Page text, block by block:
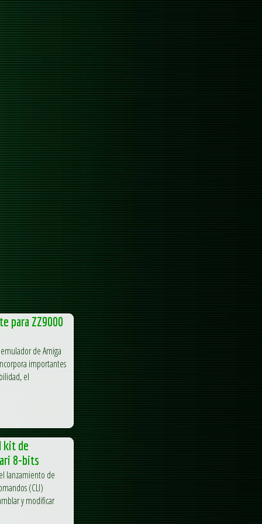
para ZZ9000
de Amiga
importantes
el
kit de
8-bits
lanzamiento de
(CLI)
y modificar